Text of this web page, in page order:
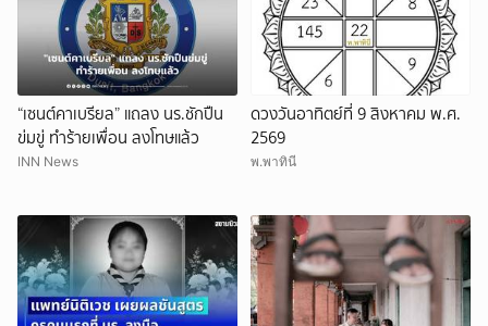
“เซนต์คาเบรียล” แถลง นร.ชักปืน
ข่มขู่ ทำร้ายเพื่อน ลงโทษแล้ว
INN News
ดวงวันอาทิตย์ที่ 9 สิงหาคม พ.ศ.
2569
พ.พาทินี